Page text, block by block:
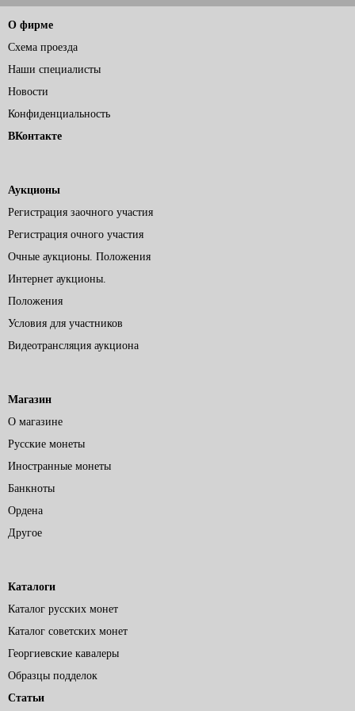
О фирме
Схема проезда
Наши специалисты
Новости
Конфиденциальность
ВКонтакте
Аукционы
Регистрация заочного участия
Регистрация очного участия
Очные аукционы. Положения
Интернет аукционы.
Положения
Условия для участников
Видеотрансляция аукциона
Магазин
О магазине
Русские монеты
Иностранные монеты
Банкноты
Ордена
Другое
Каталоги
Каталог русских монет
Каталог советских монет
Георгиевские кавалеры
Образцы подделок
Статьи